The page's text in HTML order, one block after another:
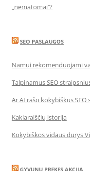
„nematomai‘‘?
SEO PASLAUGOS
Namui rekomenduojami
Talpinamus SEO
Ar AI rašo kokybiškus
Kaklaraiščių istorija
Kokybiškos vidaus durys
GYVUNU PREKES AKCIJA